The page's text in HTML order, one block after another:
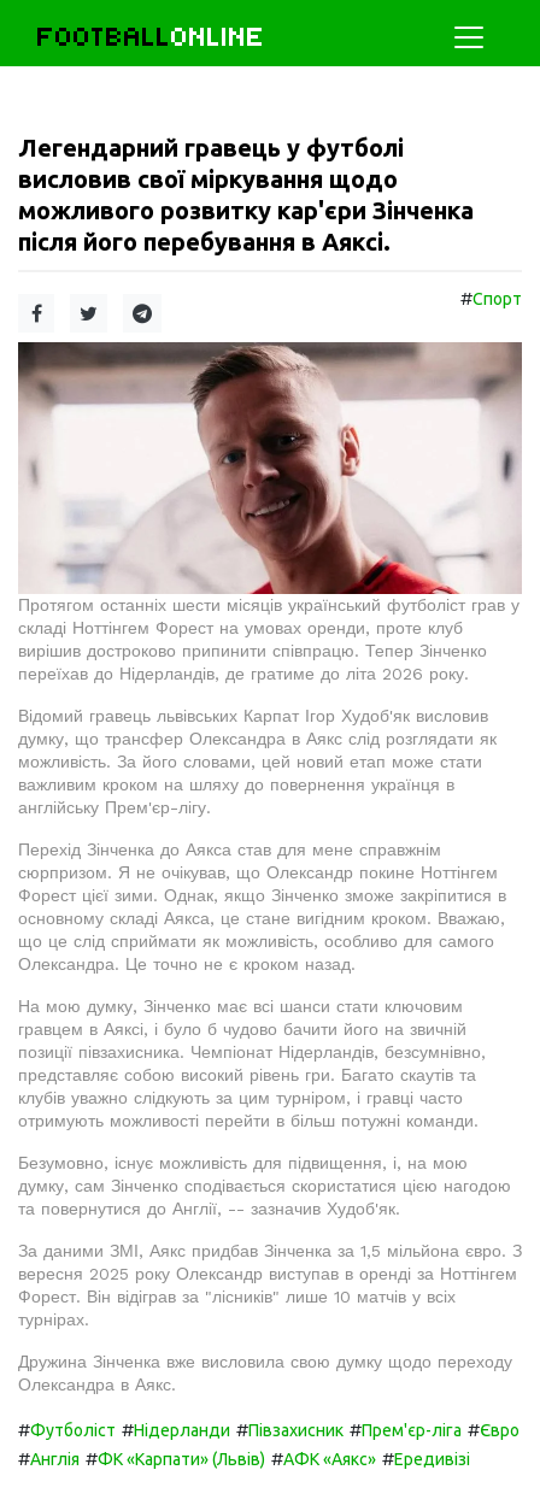
FOOTBALLONLINE
Легендарний гравець у футболі
висловив свої міркування щодо
можливого розвитку кар'єри Зінченка
після його перебування в Аяксі.
#Спорт
Протягом останніх шести місяців український футболіст грав у
складі Ноттінгем Форест на умовах оренди, проте клуб
вирішив достроково припинити співпрацю. Тепер Зінченко
переїхав до Нідерландів, де гратиме до літа 2026 року.
Відомий гравець львівських Карпат Ігор Худоб'як висловив
думку, що трансфер Олександра в Аякс слід розглядати як
можливість. За його словами, цей новий етап може стати
важливим кроком на шляху до повернення українця в
англійську Прем'єр-лігу.
Перехід Зінченка до Аякса став для мене справжнім
сюрпризом. Я не очікував, що Олександр покине Ноттінгем
Форест цієї зими. Однак, якщо Зінченко зможе закріпитися в
основному складі Аякса, це стане вигідним кроком. Вважаю,
що це слід сприймати як можливість, особливо для самого
Олександра. Це точно не є кроком назад.
На мою думку, Зінченко має всі шанси стати ключовим
гравцем в Аяксі, і було б чудово бачити його на звичній
позиції півзахисника. Чемпіонат Нідерландів, безсумнівно,
представляє собою високий рівень гри. Багато скаутів та
клубів уважно слідкують за цим турніром, і гравці часто
отримують можливості перейти в більш потужні команди.
Безумовно, існує можливість для підвищення, і, на мою
думку, сам Зінченко сподівається скористатися цією нагодою
та повернутися до Англії, -- зазначив Худоб'як.
За даними ЗМІ, Аякс придбав Зінченка за 1,5 мільйона євро. З
вересня 2025 року Олександр виступав в оренді за Ноттінгем
Форест. Він відіграв за "лісників" лише 10 матчів у всіх
турнірах.
Дружина Зінченка вже висловила свою думку щодо переходу
Олександра в Аякс.
#Футболіст #Нідерланди #Півзахисник #Прем'єр-ліга #Євро
#Англія #ФК «Карпати» (Львів) #АФК «Аякс» #Ередивізі